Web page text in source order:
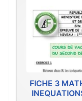
FICHE 3